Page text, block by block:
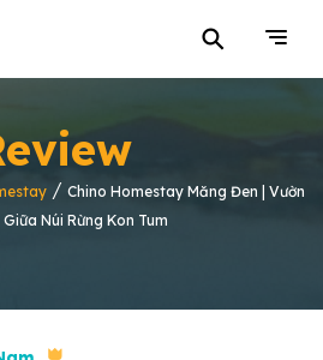
⚲
/ Chino Homestay Măng Đen | Vườn
Giữa Núi Rừng Kon Tum